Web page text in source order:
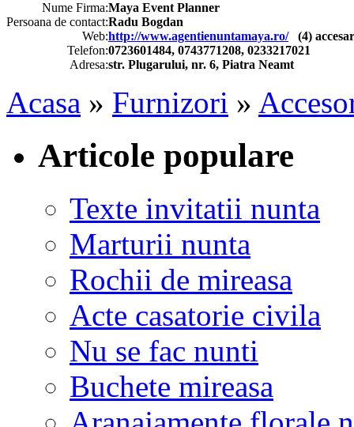
Nume Firma:Maya Event Planner
Persoana de contact:Radu Bogdan
Web:http://www.agentienuntamaya.ro/ (4)
Telefon:0723601484, 0743771208, 0233217021
Adresa:str. Plugarului, nr. 6, Piatra Neamt
Acasa » Furnizori »
Articole populare
Texte invitatii nunta
Marturii nunta
Rochii de mireasa
Acte casatorie civila
Nu se fac nunti
Buchete mireasa